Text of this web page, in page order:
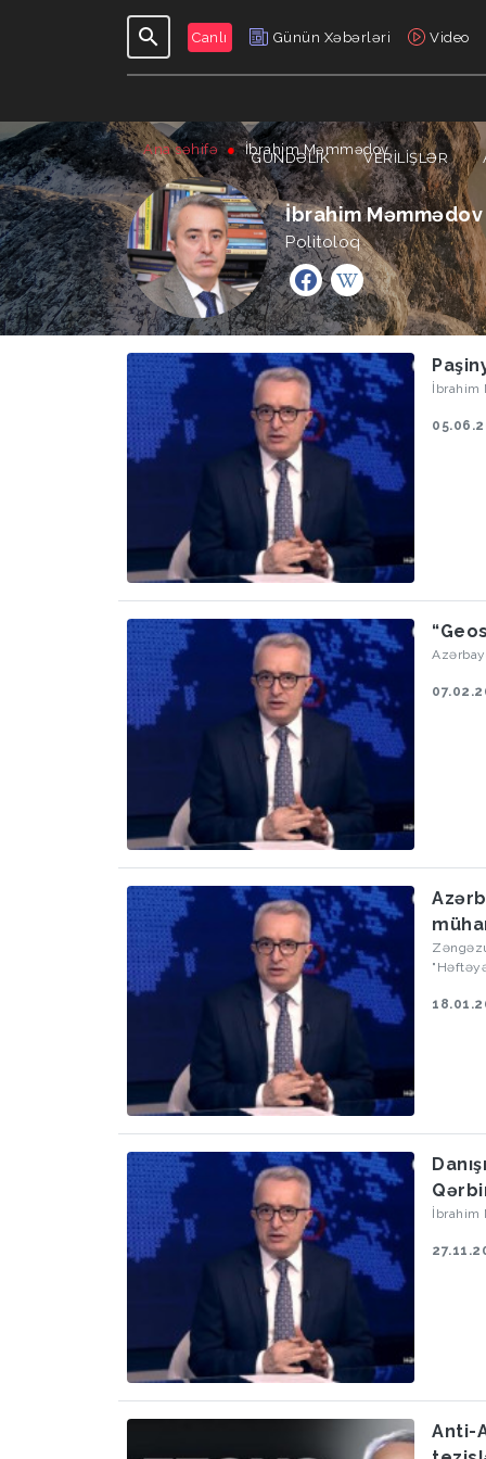
Canlı Günün Xəbərləri Video
GÜNDƏLIK VERILIŞLƏR
Ana səhifə İbrahim Məmmədov
İbrahim Məmmədov
Politoloq
İbrahim
"Həftəyə
İbrahim
Anti-